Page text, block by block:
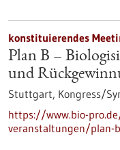
konstituierendes
Plan B –
und
Stuttgart, Kongress/
https://www.bio-
veranstaltungen/plan-